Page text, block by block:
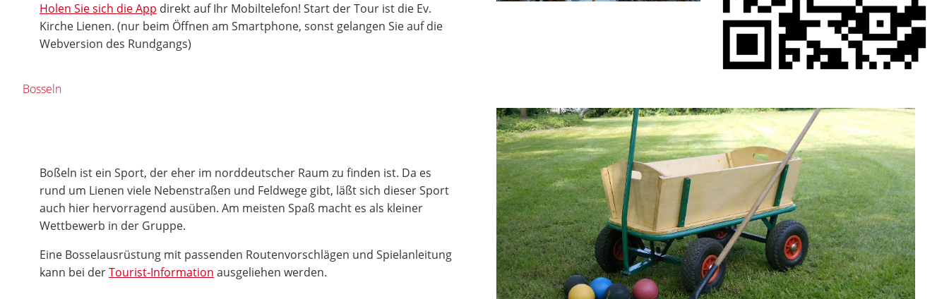
Holen Sie sich die App direkt auf Ihr Mobiltelefon! Start der Tour ist die Ev.
Kirche Lienen. (nur beim Öffnen am Smartphone, sonst gelangen Sie auf die
Webversion des Rundgangs)
Bosseln
Boßeln ist ein Sport, der eher im norddeutscher Raum zu finden ist. Da es
rund um Lienen viele Nebenstraßen und Feldwege gibt, läßt sich dieser Sport
auch hier hervorragend ausüben. Am meisten Spaß macht es als kleiner
Wettbewerb in der Gruppe.
Eine Bosselausrüstung mit passenden Routenvorschlägen und Spielanleitung
kann bei derTourist-Information ausgeliehen werden.